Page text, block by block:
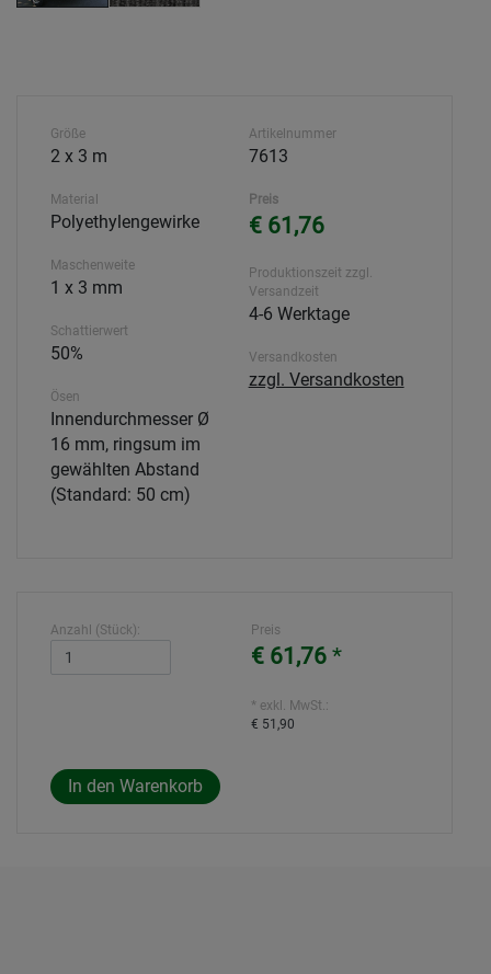
Größe
2 x 3 m
Material
Polyethylengewirke
Maschenweite
1 x 3 mm
Schattierwert
50%
Ösen
Innendurchmesser Ø
16 mm, ringsum im
gewählten Abstand
(Standard: 50 cm)
Artikelnummer
7613
Preis
€ 61,76
Produktionszeit zzgl.
Versandzeit
4-6 Werktage
Versandkosten
zzgl. Versandkosten
Anzahl (Stück): Preis
€ 61,76 *
* exkl. MwSt.:
€ 51,90